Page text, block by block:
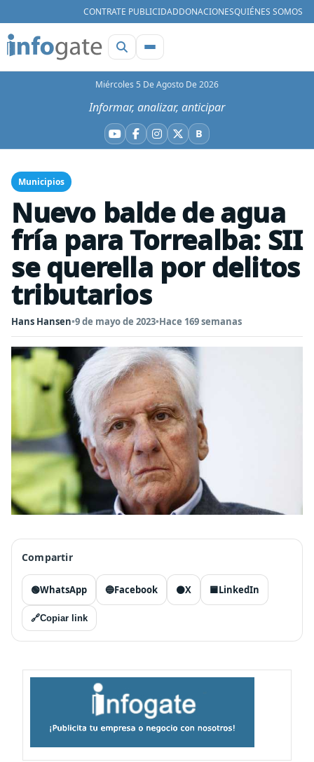
CONTRATE PUBLICIDADDONACIONESQUIÉNES SOMOS
Miércoles 5 De Agosto De 2026
Informar, analizar, anticipar
YouTube
Facebook
Instagram
X BBluesky
Municipios
Nuevo balde de agua
fría para Torrealba: SII
se querella por delitos
tributarios
Hans Hansen•9 de mayo de 2023•Hace 169 semanas
Compartir
🟢WhatsApp 🔵Facebook ⚫X 🟦LinkedIn
🔗Copiar link